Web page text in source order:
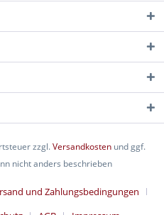
zzgl.Versandkosten und ggf.
nicht anders beschrieben
und Zahlungsbedingungen